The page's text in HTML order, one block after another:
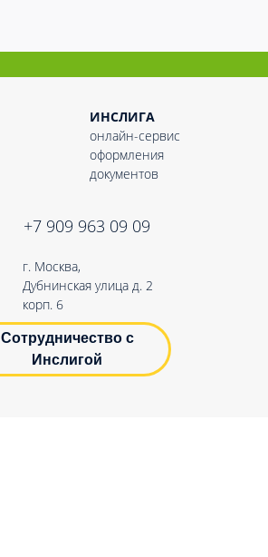
ИНСЛИГА
онлайн-сервис
оформления
документов
г. Москва,
Дубнинская улица д. 2
корп. 6
+7 909 963 09 09
Сотрудничество с
Инслигой